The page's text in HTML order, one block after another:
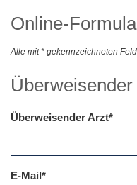
Online-
Alle mit * gekennzeichneten
Überweisender Arzt
E-Mail